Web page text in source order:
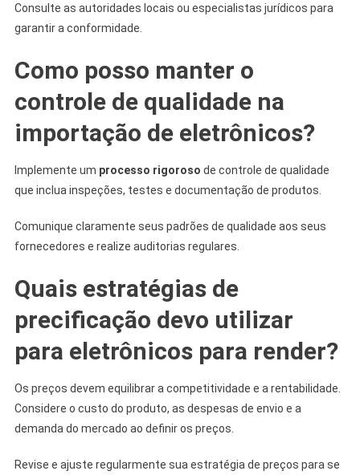
Consulte as autoridades locais ou especialistas jurídicos para
garantir a conformidade.
Como posso manter o
controle de qualidade na
importação de eletrônicos?
Implemente um processo rigoroso de controle de qualidade
que inclua inspeções, testes e documentação de produtos.
Comunique claramente seus padrões de qualidade aos seus
fornecedores e realize auditorias regulares.
Quais estratégias de
precificação devo utilizar
para eletrônicos para render?
Os preços devem equilibrar a competitividade e a rentabilidade.
Considere o custo do produto, as despesas de envio e a
demanda do mercado ao definir os preços.
Revise e ajuste regularmente sua estratégia de preços para se